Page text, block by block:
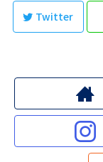
Twitter